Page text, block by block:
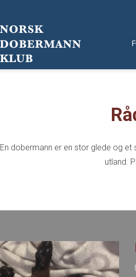
En dobermann er en stor glede og
utland.